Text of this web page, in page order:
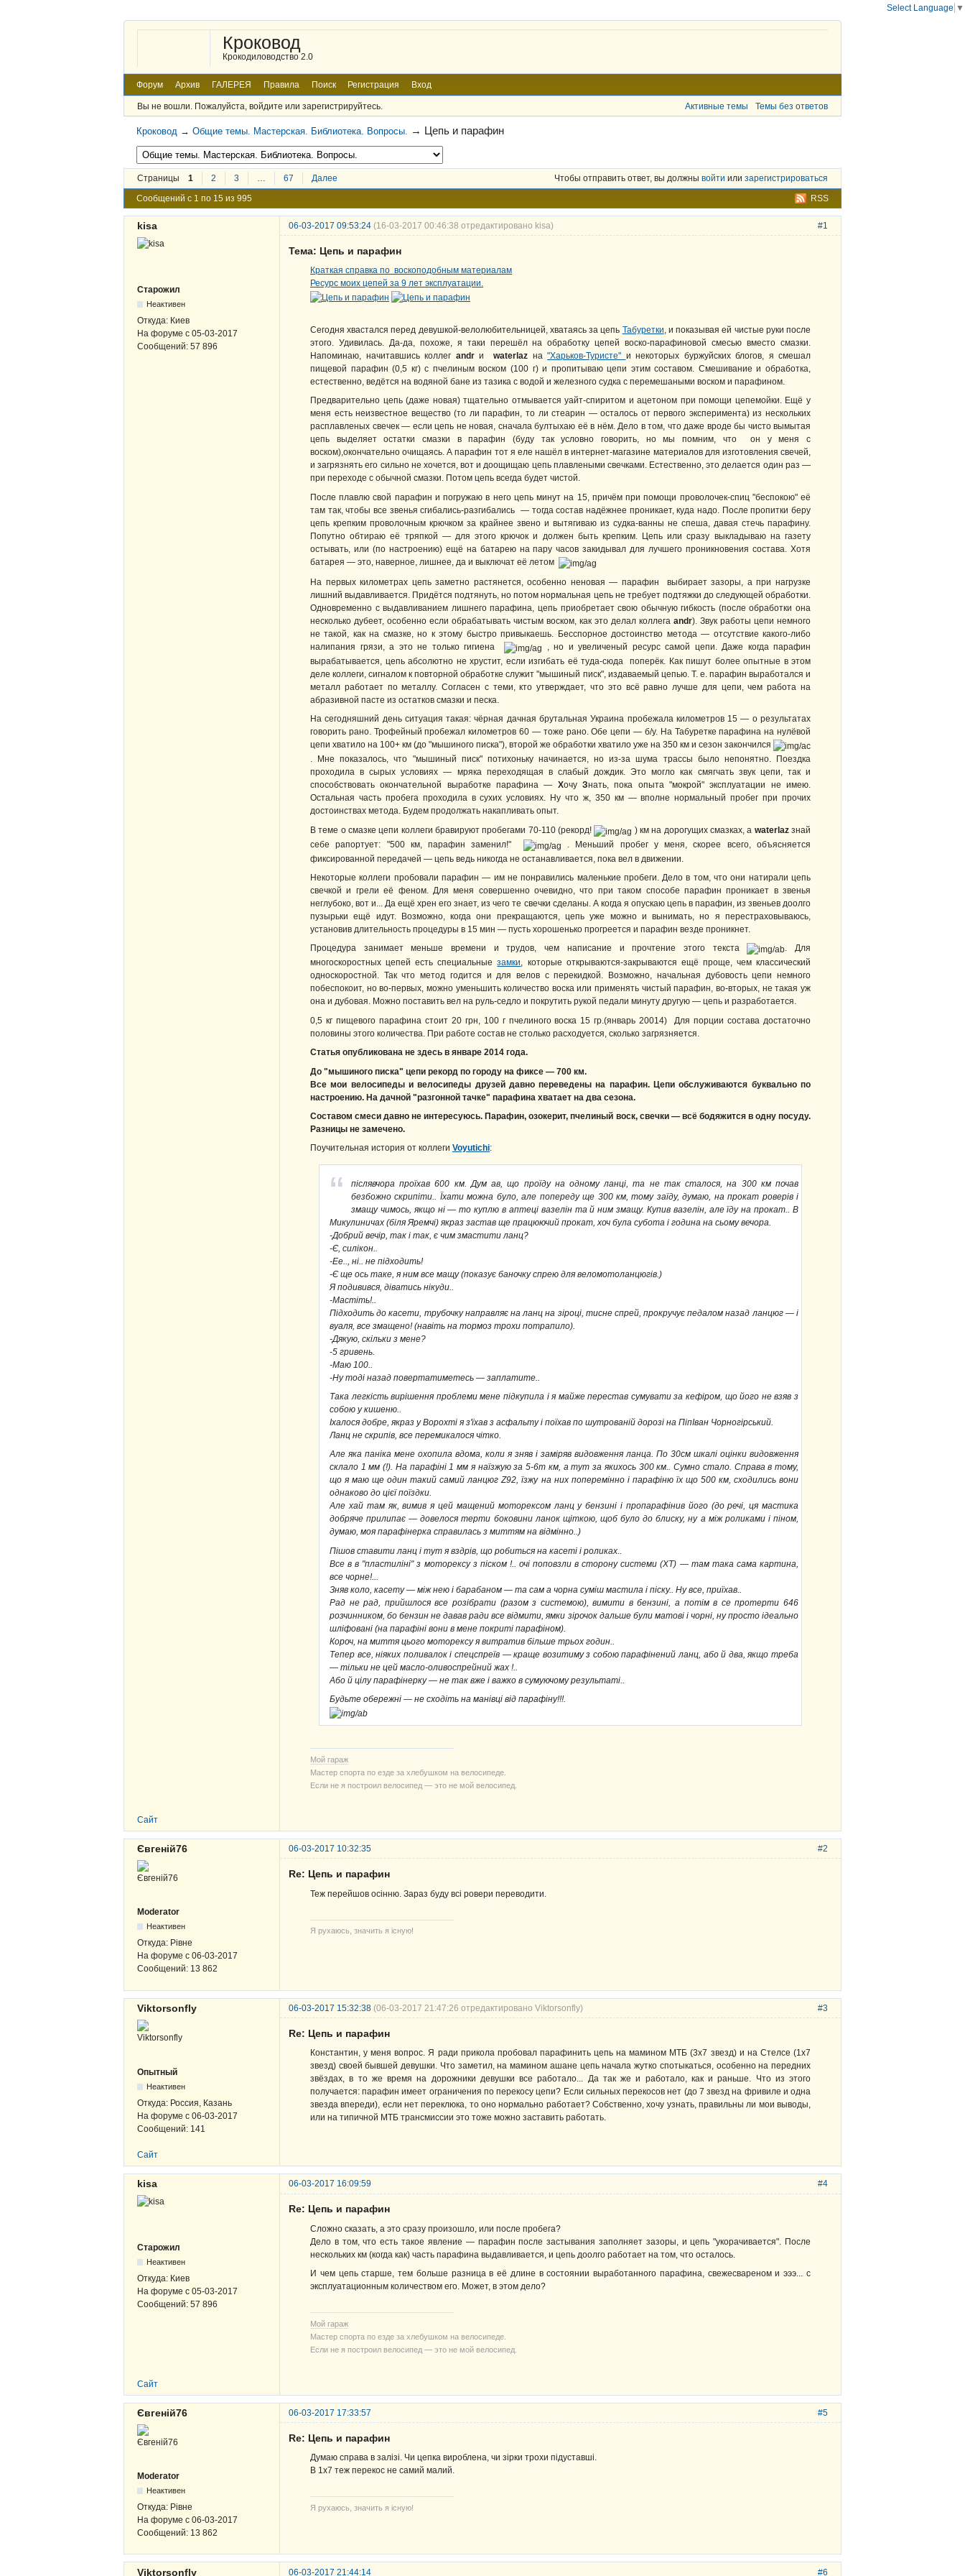
Кроковод
Крокодиловодство 2.0
Форум Архив ГАЛЕРЕЯ Правила Поиск Регистрация Вход
Вы не вошли. Пожалуйста, войдите или зарегистрируйтесь. Активные темы Темы без ответов
Кроковод →Общие темы. Мастерская. Библиотека. Вопросы. → Цепь и парафин
Страницы 1 2 3 … 67 Далее Чтобы отправить ответ, вы должны войти или зарегистрироваться
RSS
Сообщений с 1 по 15 из 995
#1
kisa 06-03-2017 09:53:24 (16-03-2017 00:46:38 отредактировано kisa)
Старожил
Неактивен
Откуда: Киев
На форуме с 05-03-2017
Сообщений: 57 896
Тема: Цепь и парафин
Краткая справка по воскоподобным материалам
Ресурс моих цепей за 9 лет эксплуатации.
Сегодня хвастался перед девушкой-велолюбительницей, хватаясь за цепь Табуретки, и показывая ей чистые руки после
этого. Удивилась. Да-да, похоже, я таки перешёл на обработку цепей воско-парафиновой смесью вместо смазки.
Напоминаю, начитавшись коллег andrи waterlaz на "Харьков-Туристе" и некоторых буржуйских блогов, я смешал
пищевой парафин (0,5 кг) с пчелиным воском (100 г) и пропитываю цепи этим составом. Смешивание и обработка,
естественно, ведётся на водяной бане из тазика с водой и железного судка с перемешаными воском и парафином.
Предварительно цепь (даже новая) тщательно отмывается уайт-спиритом и ацетоном при помощи цепемойки. Ещё у
меня есть неизвестное вещество (то ли парафин, то ли стеарин — осталось от первого эксперимента) из нескольких
расплавленых свечек — если цепь не новая, сначала бултыхаю её в нём. Дело в том, что даже вроде бы чисто вымытая
цепь выделяет остатки смазки в парафин (буду так условно говорить, но мы помним, что он у меня с
воском),окончательно очищаясь. А парафин тот я еле нашёл в интернет-магазине материалов для изготовления свечей,
и загрязнять его сильно не хочется, вот и доощищаю цепь плавлеными свечками. Естественно, это делается один раз —
при переходе с обычной смазки. Потом цепь всегда будет чистой.
После плавлю свой парафин и погружаю в него цепь минут на 15, причём при помощи проволочек-спиц "беспокою" её
там так, чтобы все звенья сгибались-разгибались — тогда состав надёжнее проникает, куда надо. После пропитки беру
цепь крепким проволочным крючком за крайнее звено и вытягиваю из судка-ванны не спеша, давая стечь парафину.
Попутно обтираю её тряпкой — для этого крючок и должен быть крепким. Цепь или сразу выкладываю на газету
остывать, или (по настроению) ещё на батарею на пару часов закидывал для лучшего проникновения состава. Хотя
батарея — это, наверное, лишнее, да и выключат её летом
На первых километрах цепь заметно растянется, особенно неновая — парафин выбирает зазоры, а при нагрузке
лишний выдавливается. Придётся подтянуть, но потом нормальная цепь не требует подтяжки до следующей обработки.
Одновременно с выдавливанием лишнего парафина, цепь приобретает свою обычную гибкость (после обработки она
несколько дубеет, особенно если обрабатывать чистым воском, как это делал коллега andr). Звук работы цепи немного
не такой, как на смазке, но к этому быстро привыкаешь. Бесспорное достоинство метода — отсутствие какого-либо
налипания грязи, а это не только гигиена
, но и увеличеный ресурс самой цепи. Даже когда парафин
вырабатывается, цепь абсолютно не хрустит, если изгибать её туда-сюда поперёк. Как пишут более опытные в этом
деле коллеги, сигналом к повторной обработке служит "мышиный писк", издаваемый цепью. Т. е. парафин выработался и
металл работает по металлу. Согласен с теми, кто утверждает, что это всё равно лучше для цепи, чем работа на
абразивной пасте из остатков смазки и песка.
На сегодняшний день ситуация такая: чёрная дачная брутальная Украина пробежала километров 15 — о результатах
говорить рано. Трофейный пробежал километров 60 — тоже рано. Обе цепи — б/у. На Табуретке парафина на нулёвой
цепи хватило на 100+ км (до "мышиного писка"), второй же обработки хватило уже на 350 км и сезон закончился
. Мне показалось, что "мышиный писк" потихоньку начинается, но из-за шума трассы было непонятно. Поездка
проходила в сырых условиях — мряка переходящая в слабый дождик. Это могло как смягчать звук цепи, так и
способствовать окончательной выработке парафина — ХочуЗнать, пока опыта "мокрой" эксплуатации не имею.
Остальная часть пробега проходила в сухих условиях. Ну что ж, 350 км — вполне нормальный пробег при прочих
достоинствах метода. Будем продолжать накапливать опыт.
В теме о смазке цепи коллеги бравируют пробегами 70-110 (рекорд!
) км на дорогущих смазках, а waterlazзнай
себе рапортует: "500 км, парафин заменил!"
. Меньший пробег у меня, скорее всего, объясняется
фиксированной передачей — цепь ведь никогда не останавливается, пока вел в движении.
Некоторые коллеги пробовали парафин — им не понравились маленькие пробеги. Дело в том, что они натирали цепь
свечкой и грели её феном. Для меня совершенно очевидно, что при таком способе парафин проникает в звенья
неглубоко, вот и... Да ещё хрен его знает, из чего те свечки сделаны. А когда я опускаю цепь в парафин, из звеньев доолго
пузырьки ещё идут. Возможно, когда они прекращаются, цепь уже можно и вынимать, но я перестраховываюсь,
установив длительность процедуры в 15 мин — пусть хорошенько прогреется и парафин везде проникнет.
Процедура занимает меньше времени и трудов, чем написание и прочтение этого текста
. Для
многоскоростных цепей есть специальныезамки, которые открываются-закрываются ещё проще, чем классический
односкоростной. Так что метод годится и для велов с перекидкой. Возможно, начальная дубовость цепи немного
побеспокоит, но во-первых, можно уменьшить количество воска или применять чистый парафин, во-вторых, не такая уж
она и дубовая. Можно поставить вел на руль-седло и покрутить рукой педали минуту другую — цепь и разработается.
0,5 кг пищевого парафина стоит 20 грн, 100 г пчелиного воска 15 гр.(январь 20014) Для порции состава достаточно
половины этого количества. При работе состав не столько расходуется, сколько загрязняется.
Статья опубликована не здесь в январе 2014 года.
До "мышиного писка" цепи рекорд по городу на фиксе — 700 км.
Все мои велосипеды и велосипеды друзей давно переведены на парафин. Цепи обслуживаются буквально по
настроению. На дачной "разгонной тачке" парафина хватает на два сезона.
Составом смеси давно не интересуюсь. Парафин, озокерит, пчелиный воск, свечки — всё бодяжится в одну посуду.
Разницы не замечено.
Поучительная история от коллеги Voyutichi:
післявчора проїхав 600 км. Дум ав, що проїду на одному ланці, та не так сталося, на 300 км почав
безбожно скрипіти.. Їхати можна було, але попереду ще 300 км, тому заїду, думаю, на прокат роверів і
змащу чимось, якщо ні — то куплю в аптеці вазелін та й ним змащу. Купив вазелін, але їду на прокат.. В
Микулиничах (біля Яремчі) якраз застав ще працюючий прокат, хоч була субота і година на сьому вечора.
-Добрий вечір, так і так, є чим змастити ланц?
-Є, силікон..
-Ее.., ні.. не підходить!
-Є ще ось таке, я ним все мащу (показує баночку спрею для веломотоланцюгів.)
Я подивився, діватись нікуди..
-Мастіть!..
Підходить до касети, трубочку направляє на ланц на зіроці, тисне спрей, прокручує педалом назад ланцюг — і
вуаля, все змащено! (навіть на тормоз трохи потрапило).
-Дякую, скільки з мене?
-5 гривень.
-Маю 100..
-Ну тоді назад повертатиметесь — заплатите..
Така легкість вирішення проблеми мене підкупила і я майже перестав сумувати за кефіром, що його не взяв з
собою у кишеню..
Іхалося добре, якраз у Ворохті я з'їхав з асфальту і поїхав по шутрованій дорозі на ПіпІван Чорногірський.
Ланц не скрипів, все перемикалося чітко.
Але яка паніка мене охопила вдома, коли я зняв і заміряв видовження ланца. По 30см шкалі оцінки видовження
склало 1 мм (!). На парафіні 1 мм я наїзжую за 5-6т км, а тут за якихось 300 км.. Сумно стало. Справа в тому,
що я маю ще один такий самий ланцюг Z92, їзжу на них поперемінно і парафіню їх що 500 км, сходились вони
однаково до цієї поїздки.
Але хай там як, вимив я цей мащений моторексом ланц у бензині і пропарафінив його (до речі, ця мастика
добряче прилипає — довелося терти боковини ланок щіткою, щоб було до блиску, ну а між роликами і піном,
думаю, моя парафінерка справилась з миттям на відмінно..)
Пішов ставити ланц і тут я вздрів, що робиться на касеті і роликах..
Все в в "пластиліні" з моторексу з піском !.. очі поповзли в сторону системи (ХТ) — там така сама картина,
все чорне!...
Зняв коло, касету — між нею і барабаном — та сам а чорна суміш мастила і піску.. Ну все, приїхав..
Рад не рад, прийшлося все розібрати (разом з системою), вимити в бензині, а потім в се протерти 646
розчинником, бо бензин не давав ради все відмити, ямки зірочок дальше були матові і чорні, ну просто ідеально
шліфовані (на парафіні вони в мене покриті парафіном).
Короч, на миття цього моторексу я витратив більше трьох годин..
Тепер все, ніяких поливалок і спецспреїв — краще возитиму з собою парафінений ланц, або й два, якщо треба
— тільки не цей масло-оливоспрейний жах !..
Або й цілу парафінерку — не так вже і важко в сумуючому результаті..
Будьте обережні — не сходіть на манівці від парафіну!!!.
Мой гараж
Мастер спорта по езде за хлебушком на велосипеде.
Если не я построил велосипед — это не мой велосипед.
Сайт
#2
Євгеній76 06-03-2017 10:32:35
Moderator
Неактивен
Откуда: Рівне
На форуме с 06-03-2017
Сообщений: 13 862
Re: Цепь и парафин
Теж перейшов осінню. Зараз буду всі ровери переводити.
Я рухаюсь, значить я існую!
#3
Viktorsonfly 06-03-2017 15:32:38 (06-03-2017 21:47:26 отредактировано Viktorsonfly)
Опытный
Неактивен
Откуда: Россия, Казань
На форуме с 06-03-2017
Сообщений: 141
Re: Цепь и парафин
Константин, у меня вопрос. Я ради прикола пробовал парафинить цепь на мамином МТБ (3х7 звезд) и на Стелсе (1х7
звезд) своей бывшей девушки. Что заметил, на мамином ашане цепь начала жутко спотыкаться, особенно на передних
звёздах, в то же время на дорожники девушки все работало... Да так же и работало, как и раньше. Что из этого
получается: парафин имеет ограничения по перекосу цепи? Если сильных перекосов нет (до 7 звезд на фривиле и одна
звезда впереди), если нет переклюка, то оно нормально работает? Собственно, хочу узнать, правильны ли мои выводы,
или на типичной МТБ трансмиссии это тоже можно заставить работать.
Сайт
#4
kisa 06-03-2017 16:09:59
Старожил
Неактивен
Откуда: Киев
На форуме с 05-03-2017
Сообщений: 57 896
Re: Цепь и парафин
Сложно сказать, а это сразу произошло, или после пробега?
Дело в том, что есть такое явление — парафин после застывания заполняет зазоры, и цепь "укорачивается". После
нескольких км (когда как) часть парафина выдавливается, и цепь доолго работает на том, что осталось.
И чем цепь старше, тем больше разница в её длине в состоянии выработанного парафина, свежесвареном и эээ... с
эксплуатационным количеством его. Может, в этом дело?
Мой гараж
Мастер спорта по езде за хлебушком на велосипеде.
Если не я построил велосипед — это не мой велосипед.
Сайт
#5
Євгеній76 06-03-2017 17:33:57
Moderator
Неактивен
Откуда: Рівне
На форуме с 06-03-2017
Сообщений: 13 862
Re: Цепь и парафин
Думаю справа в залізі. Чи цепка вироблена, чи зірки трохи підуставші.
В 1х7 теж перекос не самий малий.
Я рухаюсь, значить я існую!
#6
Viktorsonfly 06-03-2017 21:44:14
Select Language ▼